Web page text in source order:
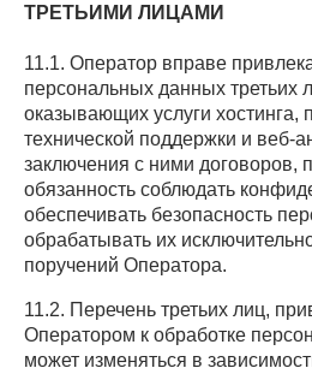
ТРЕТЬИМИ ЛИЦАМИ
11.1. Оператор вправе
персональных данных третьих
оказывающих услуги хостинга,
технической поддержки и веб-
заключения с ними договоров,
обязанность соблюдать
обеспечивать безопасность
обрабатывать их
поручений Оператора.
11.2. Перечень третьих лиц,
Оператором к обработке
может изменяться в